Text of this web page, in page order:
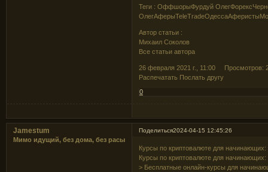
Теги : ОффшорыФурдуй
Автор статьи :
Михаил Соколов
Все статьи автора
26 февраля 2021 г., 11:00 Просмотров:
Распечатать Послать другу
0
Поделиться2024-04-15 12:45:26
Jamestum
Мимо идущий, без дома, без расы
Курсы по криптовалюте для начинающих:
Курсы по криптовалюте для начинающих:
> Бесплатные онлайн-курсы для